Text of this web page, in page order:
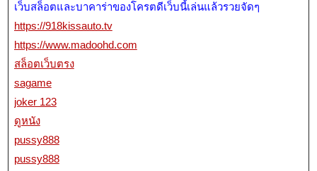
เว็บสล็อตและบาคาร่าของโครตดีเว็บนี้เล่นแล้วรวยจัดๆ
https://918kissauto.tv
https://www.madoohd.com
สล็อตเว็บตรง
sagame
joker 123
ดูหนัง
pussy888
pussy888